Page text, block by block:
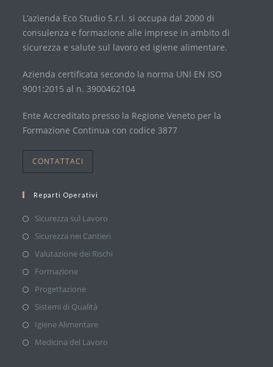
L’azienda Eco Studio S.r.l. si occupa dal 2000 di
consulenza e formazione alle imprese in ambito di
sicurezza e salute sul lavoro ed igiene alimentare.
Azienda certificata secondo la norma UNI EN ISO
9001:2015 al n. 3900462104
Ente Accreditato presso la Regione Veneto per la
Formazione Continua con codice 3877
CONTATTACI
Reparti Operativi
Sicurezza sul Lavoro
Sicurezza nei Cantieri
Valutazione dei Rischi
Formazione
Progettazione
Sistemi di Qualità
Igiene Alimentare
Medicina del Lavoro